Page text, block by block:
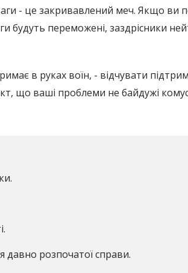
- це закривавлений меч. Якщо ви
будуть переможені, заздрісники
в руках воїн, - відчувати
що ваші проблеми не байдужі
розпочатої справи.